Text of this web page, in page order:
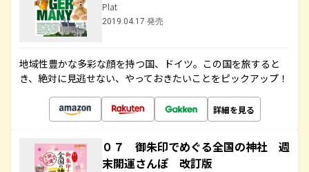
Plat
2019.04.17 発売
地域性豊かな多彩な顔を持つ国、ドイツ。この国を旅すると
き、絶対に見逃せない、やっておきたいことをピックアップ！
詳細を見る
０７ 御朱印でめぐる全国の神社 週
末開運さんぽ 改訂版